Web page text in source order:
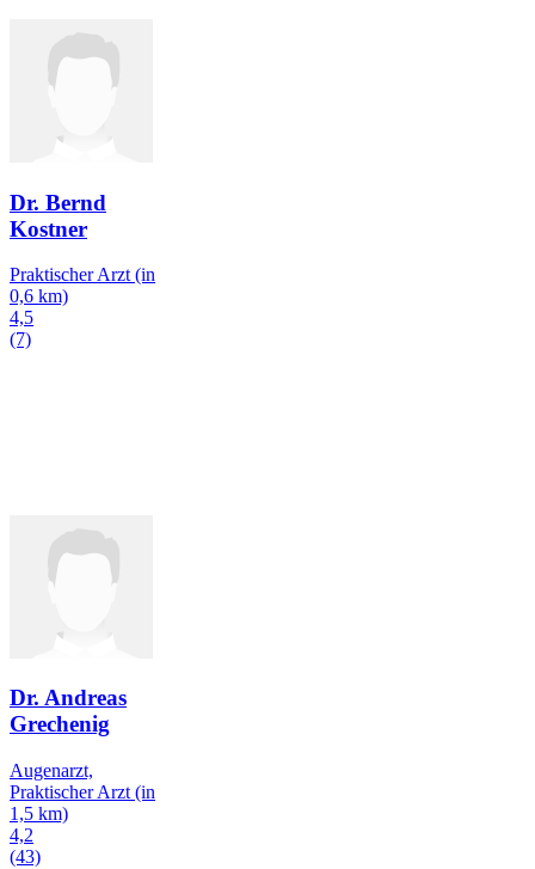
Dr. Bernd
Kostner
Praktischer Arzt (in
0,6 km)
4,5
(7)
Dr. Andreas
Grechenig
Augenarzt,
Praktischer Arzt (in
1,5 km)
4,2
(43)